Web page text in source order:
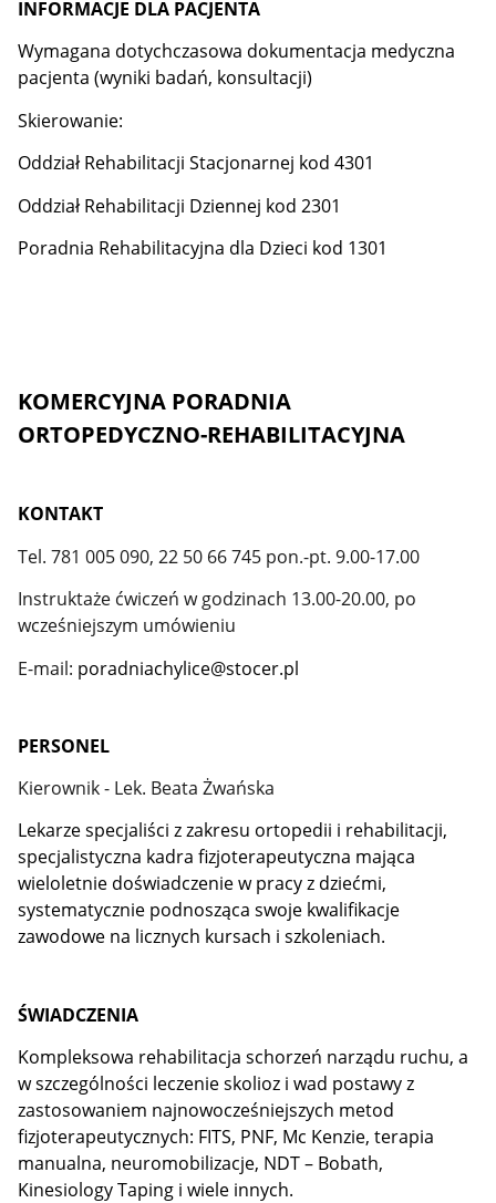
INFORMACJE DLA PACJENTA
Wymagana dotychczasowa dokumentacja medyczna
pacjenta (wyniki badań, konsultacji)
Skierowanie:
Oddział Rehabilitacji Stacjonarnej kod 4301
Oddział Rehabilitacji Dziennej kod 2301
Poradnia Rehabilitacyjna dla Dzieci kod 1301
KOMERCYJNA PORADNIA
ORTOPEDYCZNO-REHABILITACYJNA
KONTAKT
Tel. 781 005 090, 22 50 66 745 pon.-pt. 9.00-17.00
Instruktaże ćwiczeń w godzinach 13.00-20.00, po
wcześniejszym umówieniu
E-mail: poradniachylice@stocer.pl
PERSONEL
Kierownik - Lek. Beata Żwańska
Lekarze specjaliści z zakresu ortopedii i rehabilitacji,
specjalistyczna kadra fizjoterapeutyczna mająca
wieloletnie doświadczenie w pracy z dziećmi,
systematycznie podnosząca swoje kwalifikacje
zawodowe na licznych kursach i szkoleniach.
ŚWIADCZENIA
Kompleksowa rehabilitacja schorzeń narządu ruchu, a
w szczególności leczenie skolioz i wad postawy z
zastosowaniem najnowocześniejszych metod
fizjoterapeutycznych: FITS, PNF, Mc Kenzie, terapia
manualna, neuromobilizacje, NDT – Bobath,
Kinesiology Taping i wiele innych.